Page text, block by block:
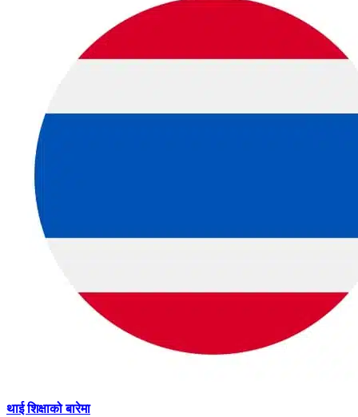
थाई शिक्षाको बारेमा